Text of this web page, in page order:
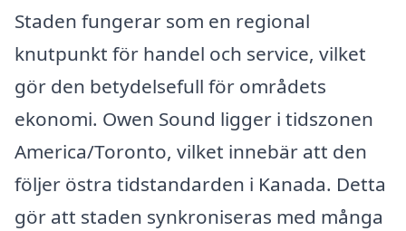
Staden fungerar som en regional
knutpunkt för handel och service, vilket
gör den betydelsefull för områdets
ekonomi. Owen Sound ligger i tidszonen
America/Toronto, vilket innebär att den
följer östra tidstandarden i Kanada. Detta
gör att staden synkroniseras med många